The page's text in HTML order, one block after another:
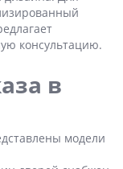
консультацию.
в
модели